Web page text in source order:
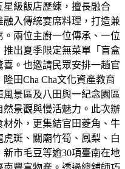
級飯店歷練，擅長融合
入傳統宴席料理，打造兼
兩位主廚一位傳承、一位
出夏季限定無菜單「盲盒
。也邀請民眾安排一趟官
田Cha Cha文化資產教育
景區及八田與一紀念園區
景觀與慢活魅力。此次辦
外，更集結官田菱角、牛
斑、關廟竹筍、鳳梨、白
市毛豆等逾30項臺南在地